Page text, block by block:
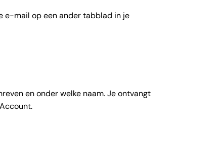
e-mail op een ander tabblad in je
en onder welke naam. Je ontvangt